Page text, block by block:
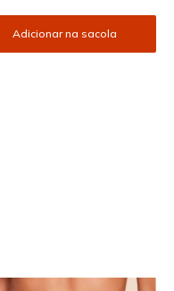
Adicionar na sacola